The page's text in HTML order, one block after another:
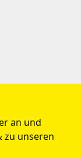
an und
zu unseren